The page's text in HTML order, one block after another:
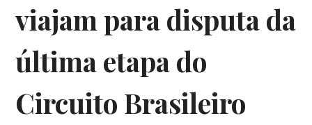
viajam para disputa da
última etapa do
Circuito Brasileiro